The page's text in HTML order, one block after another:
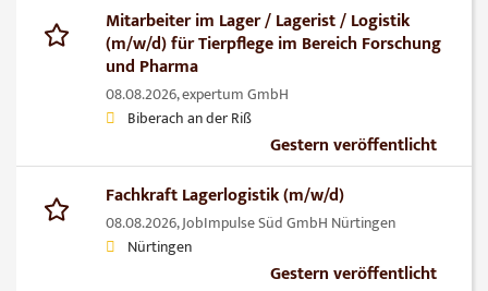
Mitarbeiter im Lager / Lagerist / Logistik
(m/w/d) für Tierpflege im Bereich Forschung
und Pharma
08.08.2026,expertum GmbH
Biberach an der Riß
Gestern veröffentlicht
Fachkraft Lagerlogistik (m/w/d)
08.08.2026,JobImpulse Süd GmbH Nürtingen
Nürtingen
Gestern veröffentlicht